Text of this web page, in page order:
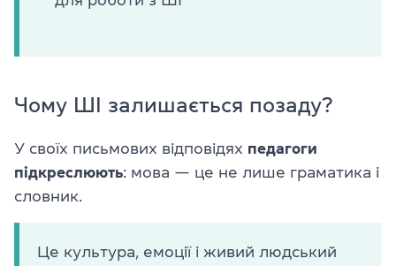
Чому ШІ залишається позаду?
У своїх письмових відповідях педагоги
підкреслюють: мова — це не лише граматика і
словник.
Це культура, емоції і живий людський